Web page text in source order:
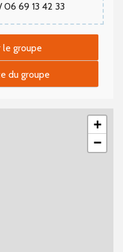
06 69 13 42 33
groupe
du groupe
+
−